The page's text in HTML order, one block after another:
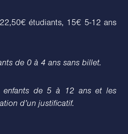
étudiants, 15€ 5-12 ans
de 0 à 4 ans sans billet.
enfants de 5 à 12 ans et les
d’un justificatif.